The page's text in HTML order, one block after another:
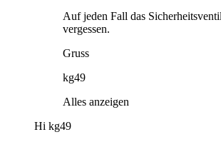
Auf jeden Fall das
vergessen.
Gruss
kg49
Alles anzeigen
Hi kg49